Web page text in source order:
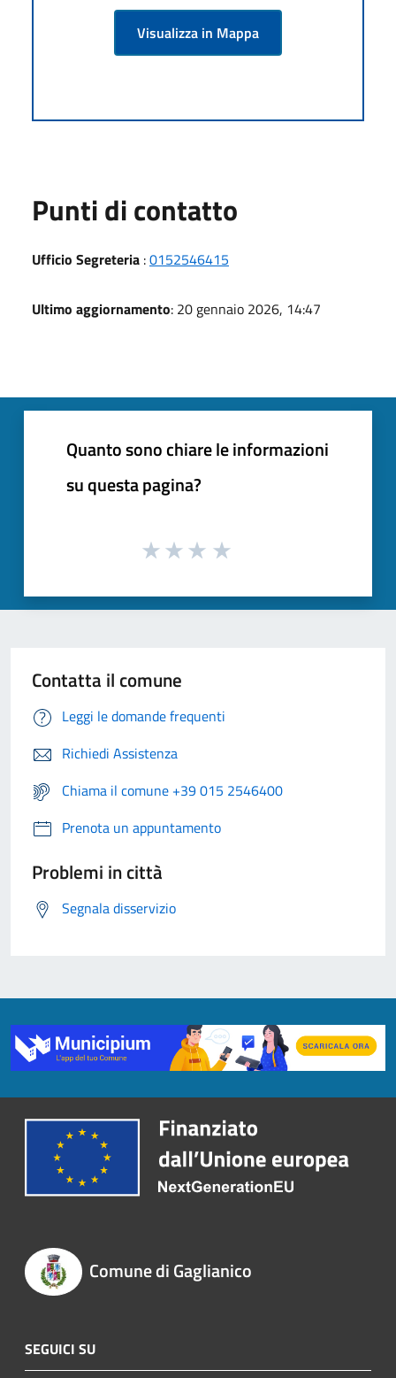
Visualizza in Mappa
Punti di contatto
Ufficio Segreteria :0152546415
Ultimo aggiornamento: 20 gennaio 2026, 14:47
Quanto sono chiare le informazioni
su questa pagina?
Contatta il comune
Leggi le domande frequenti
Richiedi Assistenza
Chiama il comune +39 015 2546400
Prenota un appuntamento
Problemi in città
Segnala disservizio
Comune di Gaglianico
SEGUICI SU